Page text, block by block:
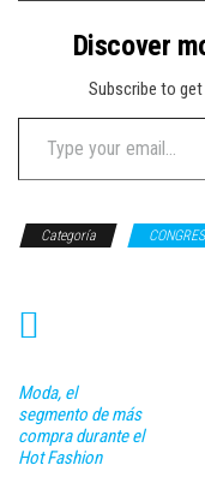
Discover
Subscribe to
Type your email…
Categoría
Moda, el
segmento de más
compra durante el
Hot Fashion